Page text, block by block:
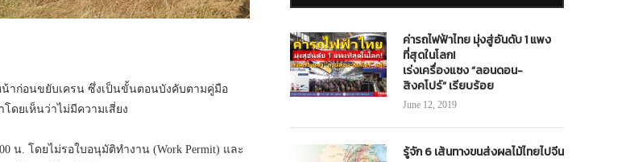
น้าก่อนขยับเครน ซึ่งเป็นขั้นตอนบังคับตามคู่มือ
ดยเห็นว่าไม่มีความเสี่ยง
น. โดยไม่รอใบอนุมัติทำงาน (Work Permit) และ
ค่ารถไฟฟ้าไทย มุ่งสู่อันดับ 1 แพง
ที่สุดในโลก!
เร่งเครื่องแซง “ลอนดอน-
สิงคโปร์” เรียบร้อย
June 12, 2019
รู้จัก 6 เส้นทางขนส่งผลไม้ไทยไปจีน